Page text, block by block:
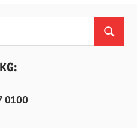
Suchen
0100